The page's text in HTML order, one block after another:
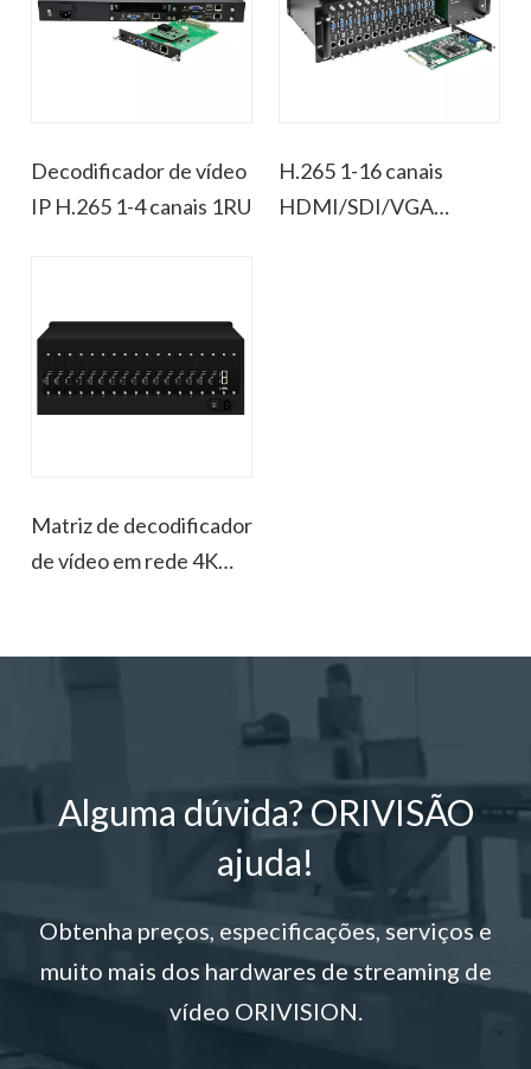
decodificação de vídeo confiáveis ​​e de alta
densidade.
Decodificador de vídeo
IP H.265 1-4 canais 1RU
H.265 1-16 canais
HDMI/SDI/VGA
Matriz de decodificador
de vídeo em rede 4K
Alguma dúvida? ORIVISÃO
ajuda!
Obtenha preços, especificações, serviços e
muito mais dos hardwares de streaming de
vídeo ORIVISION.